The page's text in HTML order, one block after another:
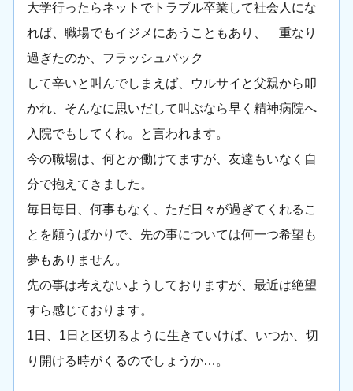
大学行ったらネットでトラブル卒業して社会人にな
れば、職場でもイジメにあうこともあり、 重なり
過ぎたのか、フラッシュバック
して辛いと叫んでしまえば、ウルサイと父親から叩
かれ、そんなに思いだして叫ぶなら早く精神病院へ
入院でもしてくれ。と言われます。
今の職場は、何とか働けてますが、友達もいなく自
分で抱えてきました。
毎日毎日、何事もなく、ただ日々が過ぎてくれるこ
とを願うばかりで、先の事については何一つ希望も
夢もありません。
先の事は考えないようしておりますが、最近は絶望
すら感じております。
1日、1日と区切るように生きていけば、いつか、切
り開ける時がくるのでしょうか…。